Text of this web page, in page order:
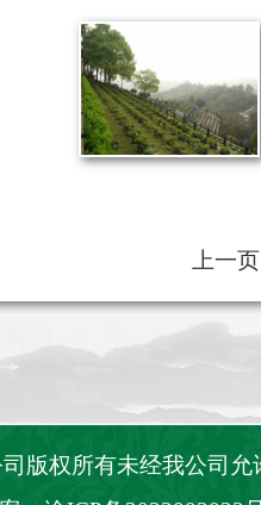
上一页
司版权所有未经我公